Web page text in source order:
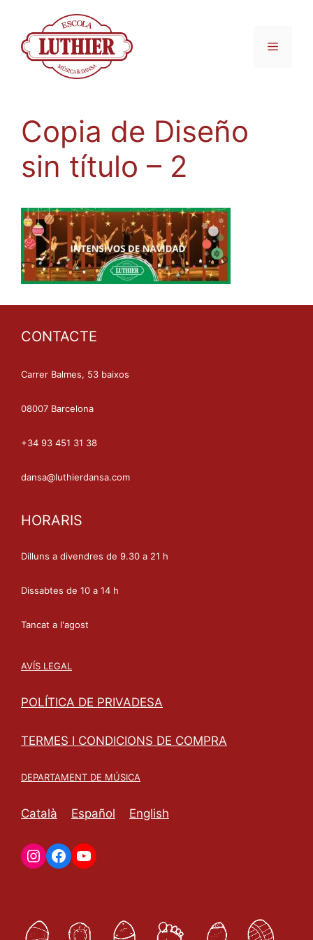
Copia de Diseño
sin título – 2
CONTACTE
Carrer Balmes, 53 baixos
08007 Barcelona
+34 93 451 31 38
dansa@luthierdansa.com
HORARIS
Dilluns a divendres de 9.30 a 21 h
Dissabtes de 10 a 14 h
Tancat a l'agost
AVÍS LEGAL
POLÍTICA DE PRIVADESA
TERMES I CONDICIONS DE COMPRA
DEPARTAMENT DE MÚSICA
Català Español English